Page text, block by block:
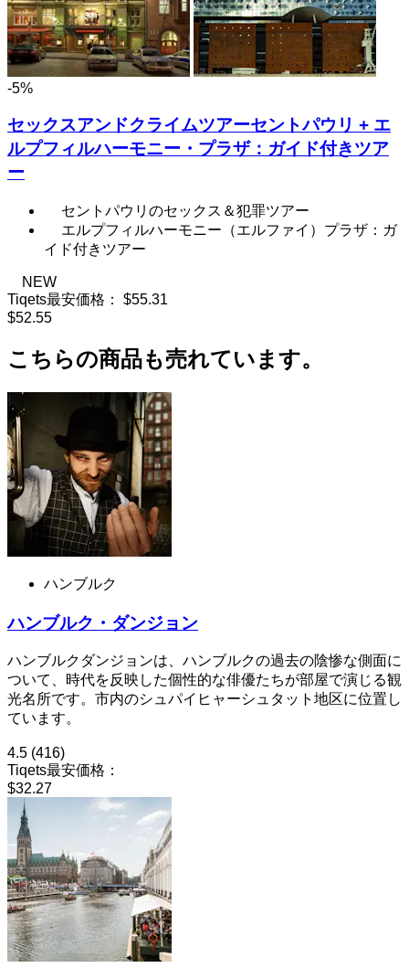
-5%
セックスアンドクライムツアーセントパウリ + エ
ルプフィルハーモニー・プラザ：ガイド付きツア
ー
セントパウリのセックス＆犯罪ツアー
エルプフィルハーモニー（エルファイ）プラザ：ガ
イド付きツアー
NEW
Tiqets最安価格：
$55.31
$52.55
こちらの商品も売れています。
ハンブルク
ハンブルク・ダンジョン
ハンブルクダンジョンは、ハンブルクの過去の陰惨な側面に
ついて、時代を反映した個性的な俳優たちが部屋で演じる観
光名所です。市内のシュパイヒャーシュタット地区に位置し
ています。
4.5 (416)
Tiqets最安価格：
$32.27